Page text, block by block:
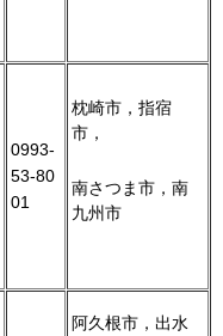
0993-
53-80
01
枕崎市，指宿
市，
南さつま市，南
九州市
阿久根市，出水